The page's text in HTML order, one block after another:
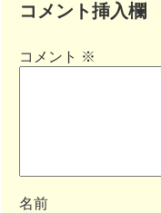
コメント挿入欄
コメント ※
名前